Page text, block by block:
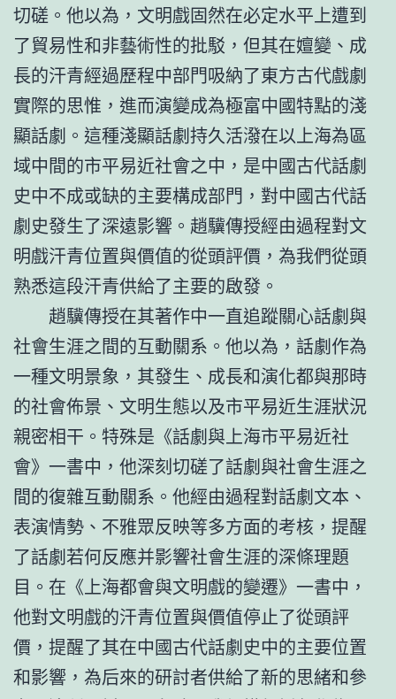
切磋。他以為，文明戲固然在必定水平上遭到
了貿易性和非藝術性的批駁，但其在嬗變、成
長的汗青經過歷程中部門吸納了東方古代戲劇
實際的思惟，進而演變成為極富中國特點的淺
顯話劇。這種淺顯話劇持久活潑在以上海為區
域中間的市平易近社會之中，是中國古代話劇
史中不成或缺的主要構成部門，對中國古代話
劇史發生了深遠影響。趙驥傳授經由過程對文
明戲汗青位置與價值的從頭評價，為我們從頭
熟悉這段汗青供給了主要的啟發。
趙驥傳授在其著作中一直追蹤關心話劇與
社會生涯之間的互動關系。他以為，話劇作為
一種文明景象，其發生、成長和演化都與那時
的社會佈景、文明生態以及市平易近生涯狀況
親密相干。特殊是《話劇與上海市平易近社
會》一書中，他深刻切磋了話劇與社會生涯之
間的復雜互動關系。他經由過程對話劇文本、
表演情勢、不雅眾反映等多方面的考核，提醒
了話劇若何反應并影響社會生涯的深條理題
目。在《上海都會與文明戲的變遷》一書中，
他對文明戲的汗青位置與價值停止了從頭評
價，提醒了其在中國古代話劇史中的主要位置
和影響，為后來的研討者供給了新的思緒和參